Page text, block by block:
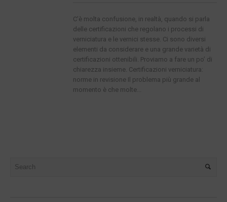
C’è molta confusione, in realtà, quando si parla
delle certificazioni che regolano i processi di
verniciatura e le vernici stesse. Ci sono diversi
elementi da considerare e una grande varietà di
certificazioni ottenibili. Proviamo a fare un po’ di
chiarezza insieme. Certificazioni verniciatura:
norme in revisione Il problema più grande al
momento è che molte...